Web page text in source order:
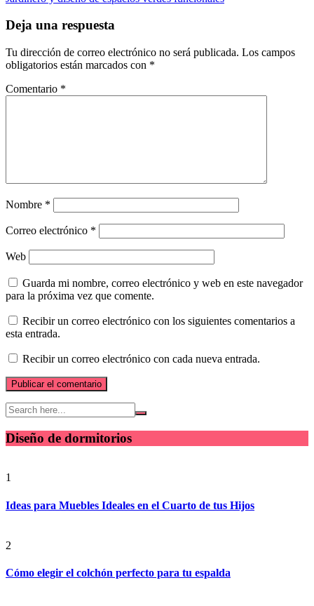
entradas
Deja una respuesta
Tu dirección de correo electrónico no será publicada. Los campos
obligatorios están marcados con *
Comentario *
Nombre *
Correo electrónico *
Web
Guarda mi nombre, correo electrónico y web en este navegador
para la próxima vez que comente.
Recibir un correo electrónico con los siguientes comentarios a
esta entrada.
Recibir un correo electrónico con cada nueva entrada.
Diseño de dormitorios
1
Ideas para Muebles Ideales en el Cuarto de tus Hijos
2
Cómo elegir el colchón perfecto para tu espalda